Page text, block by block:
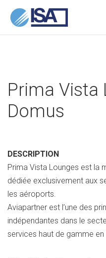
Prima Vista
Domus
DESCRIPTION
Prima Vista Lounges est la
dédiée exclusivement aux
les aéroports.
Aviapartner est l’une des
indépendantes dans le
services haut de gamme en